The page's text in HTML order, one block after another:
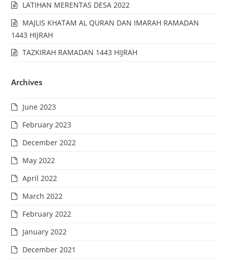
LATIHAN MERENTAS DESA 2022
MAJLIS KHATAM AL QURAN DAN IMARAH RAMADAN
1443 HIJRAH
TAZKIRAH RAMADAN 1443 HIJRAH
Archives
June 2023
February 2023
December 2022
May 2022
April 2022
March 2022
February 2022
January 2022
December 2021